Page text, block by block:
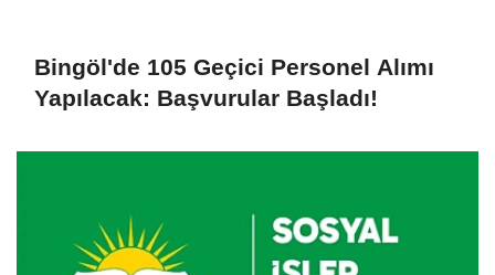
Bingöl'de 105 Geçici Personel Alımı
Yapılacak: Başvurular Başladı!